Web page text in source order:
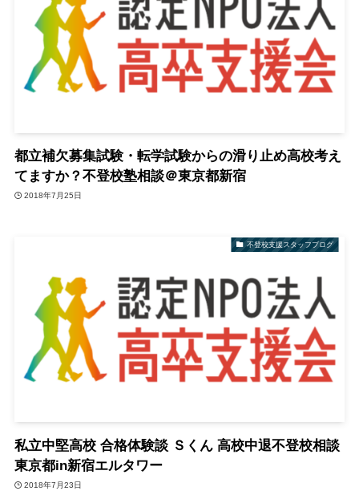
都立補欠募集試験・転学試験からの滑り止め高校考え
てますか？不登校塾相談＠東京都新宿
2018年7月25日
不登校支援スタッフブログ
私立中堅高校 合格体験談 Ｓくん 高校中退不登校相談
東京都in新宿エルタワー
2018年7月23日